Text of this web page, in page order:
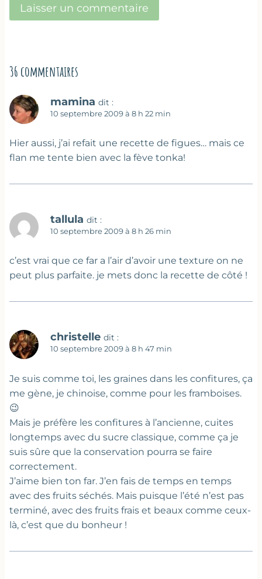
36 commentaires
mamina dit :
10 septembre 2009 à 8 h 22 min
Hier aussi, j’ai refait une recette de figues… mais ce
flan me tente bien avec la fève tonka!
tallula dit :
10 septembre 2009 à 8 h 26 min
c’est vrai que ce far a l’air d’avoir une texture on ne
peut plus parfaite. je mets donc la recette de côté !
christelle dit :
10 septembre 2009 à 8 h 47 min
Je suis comme toi, les graines dans les confitures, ça
me gène, je chinoise, comme pour les framboises.
😉
Mais je préfère les confitures à l’ancienne, cuites
longtemps avec du sucre classique, comme ça je
suis sûre que la conservation pourra se faire
correctement.
J’aime bien ton far. J’en fais de temps en temps
avec des fruits séchés. Mais puisque l’été n’est pas
terminé, avec des fruits frais et beaux comme ceux-
là, c’est que du bonheur !